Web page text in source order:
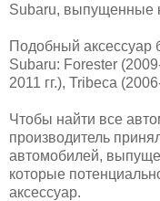
Subaru, выпущенные
Подобный аксессуар
Subaru: Forester
2011 гг.), Tribeca
Чтобы найти все
производитель
автомобилей,
которые
аксессуар.